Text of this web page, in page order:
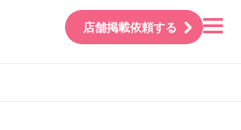
店舗掲載依頼する